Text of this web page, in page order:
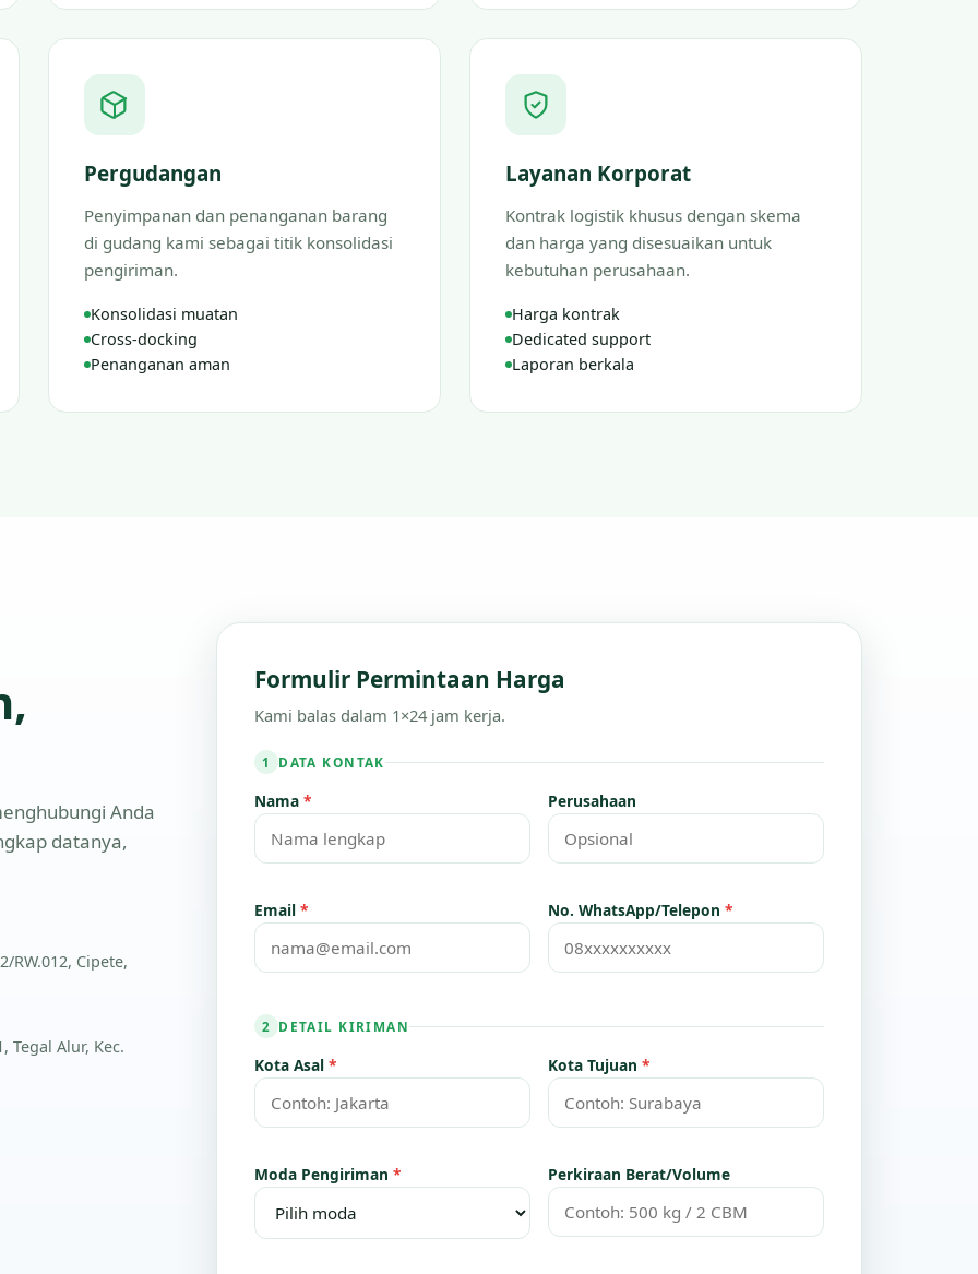
Pergudangan
Penyimpanan dan penanganan barang
di gudang kami sebagai titik konsolidasi
pengiriman.
Konsolidasi muatan
Cross-docking
Penanganan aman
Layanan Korporat
Kontrak logistik khusus dengan skema
dan harga yang disesuaikan untuk
kebutuhan perusahaan.
Harga kontrak
Dedicated support
Laporan berkala
Anda
datanya,
RW.012, Cipete,
Tegal Alur, Kec.
Formulir Permintaan Harga
Kami balas dalam 1×24 jam kerja.
1 DATA KONTAK
Nama* Perusahaan
Email* No. WhatsApp/Telepon*
2 DETAIL KIRIMAN
Kota Asal* Kota Tujuan*
Moda Pengiriman* Perkiraan Berat/Volume